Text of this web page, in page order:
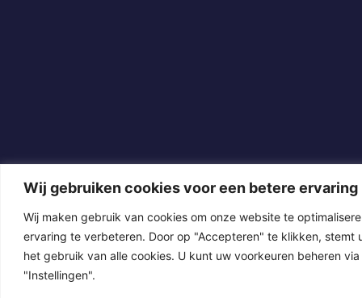
Wij gebruiken cookies voor een betere ervaring
Wij maken gebruik van cookies om onze website te
ervaring te verbeteren. Door op "Accepteren" te klikken, stemt
het gebruik van alle cookies. U kunt uw voorkeuren beheren via
"Instellingen".